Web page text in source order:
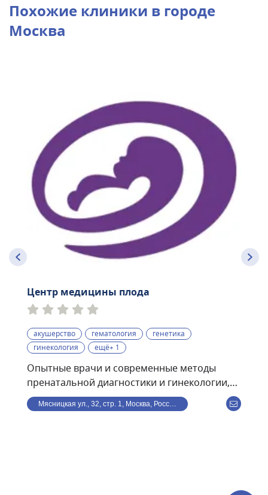
Похожие клиники в городе
Москва
Центр медицины плода
акушерство гематология
генетика
гинекология
ещё+ 1
Опытные врачи и современные методы
пренатальной диагностики и гинекологии,
проводимые по международным
стандартам:• экспертные УЗИ скрининги I, II,
Мясницкая ул., 32, стр. 1, Москва, Россия